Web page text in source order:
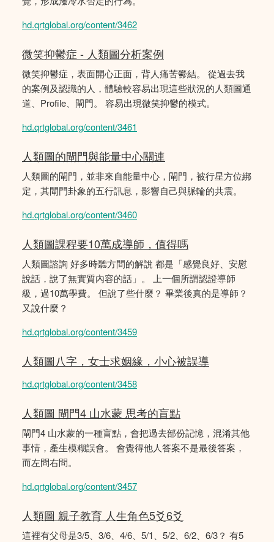
hd.qrtglobal.org/content/3462
微笑抑鬱症 - 人類圖分析案例
微笑抑鬱症，表面開心正面，背人痛苦鬰結。 從過去我
的案例及認識的人，體驗較容易出現這些狀況的人類圖通
道、Profile、閘門。 容易出現微笑抑鬱的模式。
hd.qrtglobal.org/content/3461
人類圖的閘門與能量中心關連
人類圖的閘門，並非來自能量中心，閘門，被行星方位綁
定，其閘門卦象的五行訊息，影響自己與脈輪的共震。
hd.qrtglobal.org/content/3460
人類圖課程要10萬成導師，值得嗎
人類圖諮詢 好多時聽方間的解說 都是「感覺良好、安慰
說話，說了無實質內容的話」。 上一個所謂認證導師
級，過10萬學費。 但說了些什麼？ 畢業後真的是導師？
又說什麼？
hd.qrtglobal.org/content/3459
人類圖八字，女士求姻緣，小心被誤導
hd.qrtglobal.org/content/3458
人類圖 閘門4 山水蒙 思考的盲點
閘門4 山水蒙的一種盲點，會把過去部份記憶，混淆其他
事情，產生模糊誤會。 會覺得他人答案不是最後答案，
而左問右問。
hd.qrtglobal.org/content/3457
人類圖 親子教育 人生角色5爻6爻
這裡有父母是3/5、3/6、4/6、5/1、5/2、6/2、6/3？ 有5